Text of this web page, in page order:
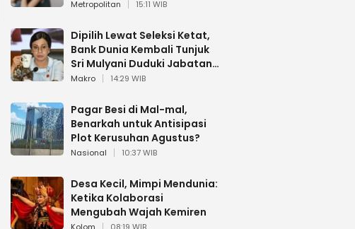
Diselamatkan Polantas
Metropolitan 15:11 WIB
Dipilih Lewat Seleksi Ketat,
Bank Dunia Kembali Tunjuk
Sri Mulyani Duduki Jabatan
Strategis
Makro 14:29 WIB
Pagar Besi di Mal-mal,
Benarkah untuk Antisipasi
Plot Kerusuhan Agustus?
Nasional 10:37 WIB
Desa Kecil, Mimpi Mendunia:
Ketika Kolaborasi
Mengubah Wajah Kemiren